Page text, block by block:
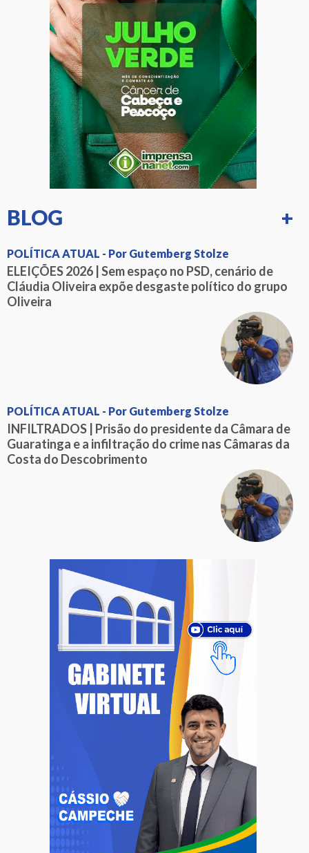
BLOG +
POLÍTICA ATUAL - Por Gutemberg Stolze
ELEIÇÕES 2026 | Sem espaço no PSD, cenário de
Cláudia Oliveira expõe desgaste político do grupo
Oliveira
POLÍTICA ATUAL - Por Gutemberg Stolze
INFILTRADOS | Prisão do presidente da Câmara de
Guaratinga e a infiltração do crime nas Câmaras da
Costa do Descobrimento